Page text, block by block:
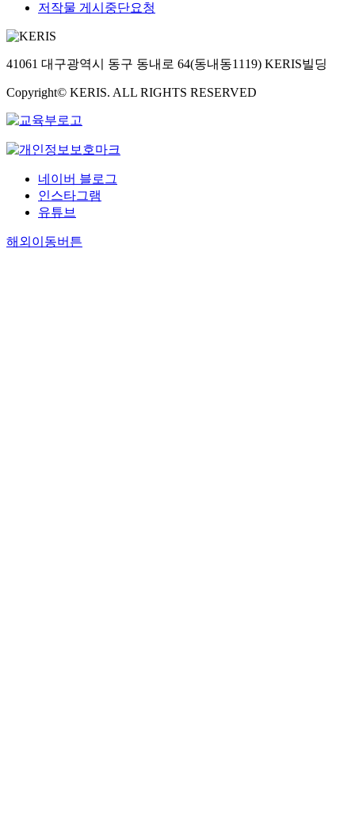
저작물 게시중단요청
41061 대구광역시 동구 동내로 64(동내동1119) KERIS빌딩
Copyright© KERIS. ALL RIGHTS RESERVED
네이버 블로그
인스타그램
유튜브
해외이동버튼